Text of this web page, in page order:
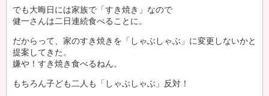
でも大晦日には家族で「すき焼き」なので
健一さんは二日連続食べることに。
だからって、家のすき焼きを「しゃぶしゃぶ」に変更しないかと
提案してきた。
嫌や！すき焼き食べるねん。
もちろん子ども二人も「しゃぶしゃぶ」反対！